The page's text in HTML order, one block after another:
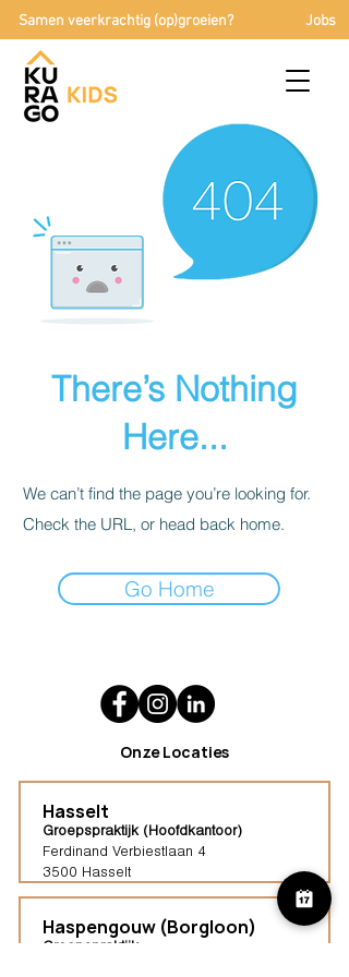
Samen veerkrachtig (op)groeien? Jobs
There’s Nothing
Here...
We can’t find the page you’re looking for.
Check the URL, or head back home.
Go Home
Onze Locaties
Hasselt
Groepspraktijk (Hoofdkantoor)
Ferdinand Verbiestlaan 4
3500 Hasselt
Haspengouw (Borgloon)